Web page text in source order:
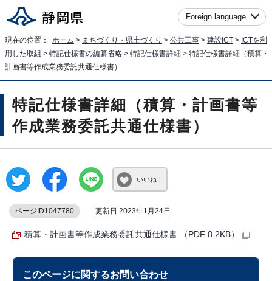
Foreign language
現在の位置： ホーム > まちづくり・県土づくり > 公共工事 > 建設ICT > ICTを利
用した取組 > 特記仕様書の編纂省略 > 特記仕様書詳細 > 特記仕様書詳細（積算・
計画書等作成業務委託共通仕様書）
特記仕様書詳細（積算・計画書等
作成業務委託共通仕様書）
いいね！
ページID1047780 更新日 2023年1月24日
積算・計画書等作成業務委託共通仕様書 （PDF 8.2KB）
このページに関するお問い合わせ